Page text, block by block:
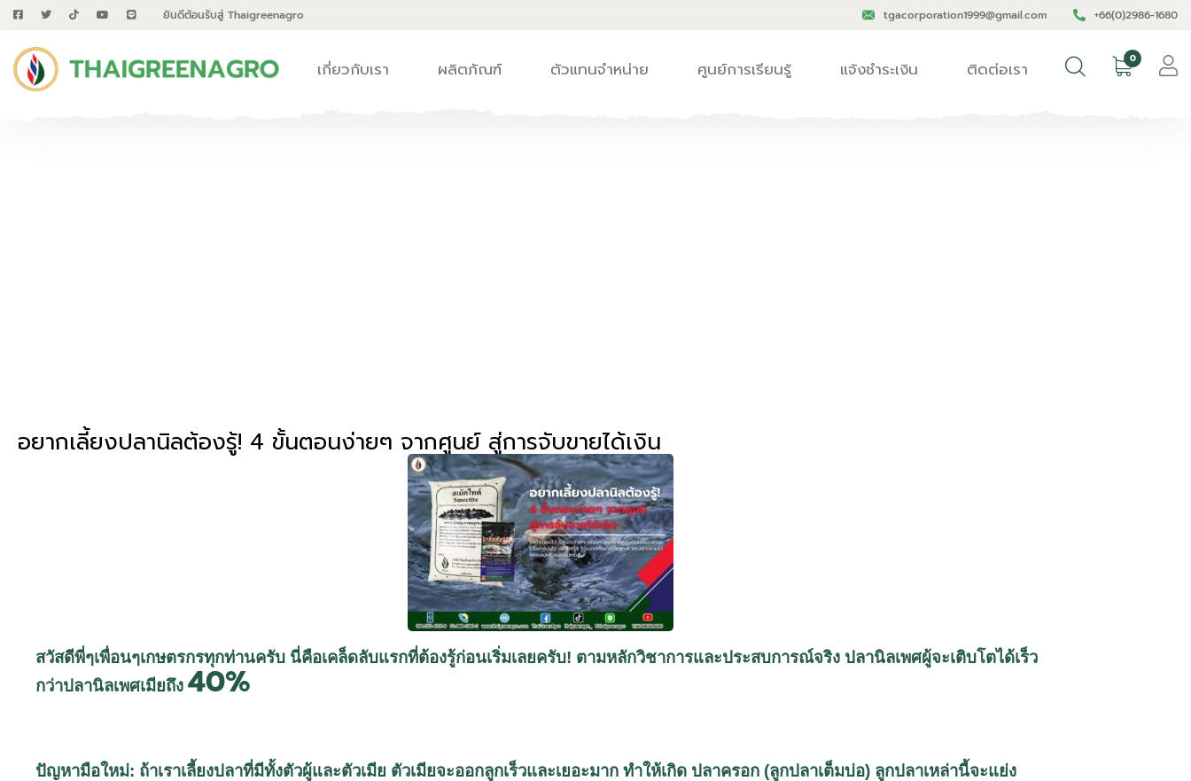
ยินดีต้อนรับสู่ Thaigreenagro tgacorporation1999@gmail.com +66(0)2986-1680
เกี่ยวกับเรา ผลิตภัณฑ์ ตัวแทนจำหน่าย ศูนย์การเรียนรู้ แจ้งชำระเงิน ติดต่อเรา 0
อยากเลี้ยงปลานิลต้องรู้! 4 ขั้นตอนง่ายๆ จากศูนย์ สู่การจับขายได้เงิน
สวัสดีพี่ๆเพื่อนๆเกษตรกรทุกท่านครับ นี่คือเคล็ดลับแรกที่ต้องรู้ก่อนเริ่มเลยครับ! ตามหลักวิชาการและประสบการณ์จริง ปลานิลเพศผู้จะเติบโตได้เร็ว
กว่าปลานิลเพศเมียถึง 40%
ปัญหามือใหม่: ถ้าเราเลี้ยงปลาที่มีทั้งตัวผู้และตัวเมีย ตัวเมียจะออกลูกเร็วและเยอะมาก ทำให้เกิด ปลาครอก (ลูกปลาเต็มบ่อ) ลูกปลาเหล่านี้จะแย่ง